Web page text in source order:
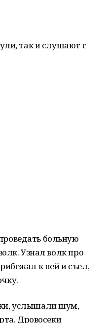
так и слушают с
больную
Узнал волк про
к ней и съел,
услышали шум,
Дровосеки